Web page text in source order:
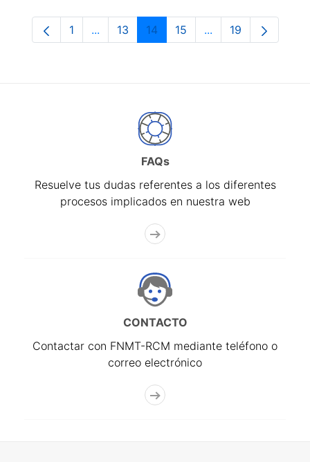
Página
1 ...Páginas intermedias Use TAB para
Página
13 Página
14 Página
15 ...PáginasPágina
19
FAQs
Resuelve tus dudas referentes a los diferentes
procesos implicados en nuestra web
CONTACTO
Contactar con FNMT-RCM mediante teléfono o
correo electrónico